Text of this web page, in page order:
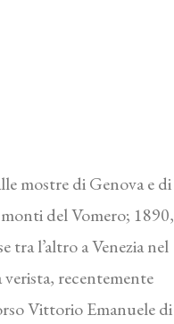
mostre di Genova e di
del Vomero; 1890,
l’altro a Venezia nel
recentemente
Vittorio Emanuele di